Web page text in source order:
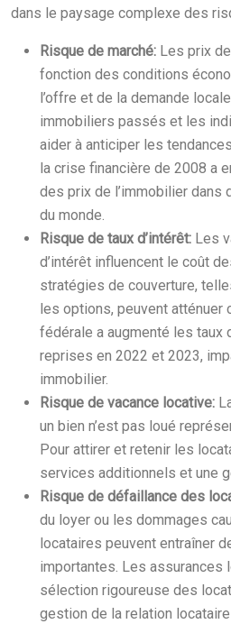
dans le paysage complexe des
Risque de marché: Les prix
fonction des conditions
l’offre et de la demande
immobiliers passés et les
aider à anticiper les
la crise financière de 2008 a
des prix de l’immobilier dans
du monde.
Risque de taux d’intérêt: Les
d’intérêt influencent le coût
stratégies de couverture,
les options, peuvent atténuer
fédérale a augmenté les taux
reprises en 2022 et 2023,
immobilier.
Risque de vacance locative:
un bien n’est pas loué
Pour attirer et retenir les
services additionnels et une
Risque de défaillance des
du loyer ou les dommages
locataires peuvent entraîner
importantes. Les assurances
sélection rigoureuse des
gestion de la relation